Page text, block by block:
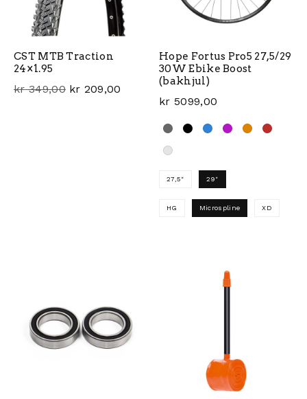
CST MTB Traction
24×1.95
kr349,00
Opprinnelig pris var: kr 349,00.
kr 209,00
Nåværende pris er: kr 209,00.
Hope Fortus Pro5 27,5/29
30W Ebike Boost
(bakhjul)
kr 5099,00
27,5" 29"
HG Microspline XD